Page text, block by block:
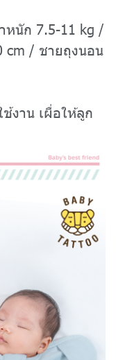
หนัก 7.5-11 kg /
cm / ชายถุงนอน
งาน เผื่อให้ลูก